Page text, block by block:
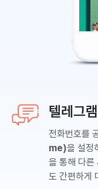
텔레그
전화번호를
me)을 설정
을 통해 다른
도 간편하게